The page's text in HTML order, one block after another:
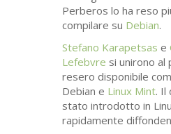
Perberos lo ha reso
compilare su Debian.
Stefano Karapetsas e
Lefebvre si unirono
resero disponibile
Debian e Linux Mint. Il
stato introdotto in
rapidamente